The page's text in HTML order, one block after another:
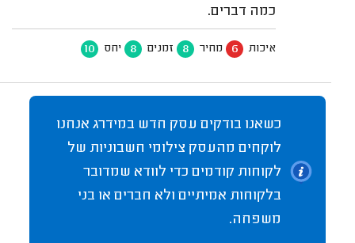
כמה דברים.
איכות 6 מחיר 8 זמנים 8 יחס 10
כשאנו בודקים עסק חדש במידרג אנחנו
לוקחים מהעסק צילומי חשבוניות של
לקוחות קודמים כדי לוודא שמדובר
בלקוחות אמיתיים ולא חברים או בני
משפחה.